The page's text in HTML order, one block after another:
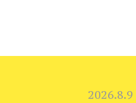
2026.8.9